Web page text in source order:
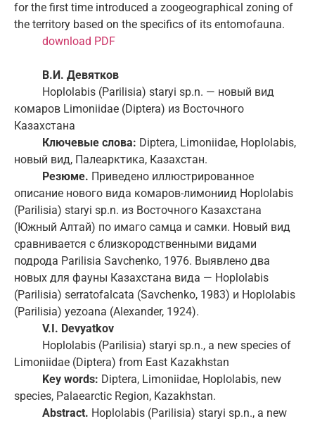
for the first time introduced a zoogeographical zoning of
the territory based on the specifics of its entomofauna.
download PDF
В.И. Девятков
Hoplolabis (Parilisia) staryi sp.n. — новый вид
комаров Limoniidae (Diptera) из Восточного
Казахстана
Ключевые слова: Diptera, Limoniidae, Hoplolabis,
новый вид, Палеарктика, Казахстан.
Резюме. Приведено иллюстрированное
описание нового вида комаров-лимониид Hoplolabis
(Parilisia) staryi sp.n. из Восточного Казахстана
(Южный Алтай) по имаго самца и самки. Новый вид
сравнивается с близкородственными видами
подрода Parilisia Savchenko, 1976. Выявлено два
новых для фауны Казахстана вида — Hoplolabis
(Parilisia) serratofalcata (Savchenko, 1983) и Hoplolabis
(Parilisia) yezoana (Alexander, 1924).
V.I. Devyatkov
Hoplolabis (Parilisia) staryi sp.n., a new species of
Limoniidae (Diptera) from East Kazakhstan
Key words: Diptera, Limoniidae, Hoplolabis, new
species, Palaearctic Region, Kazakhstan.
Abstract. Hoplolabis (Parilisia) staryi sp.n., a new